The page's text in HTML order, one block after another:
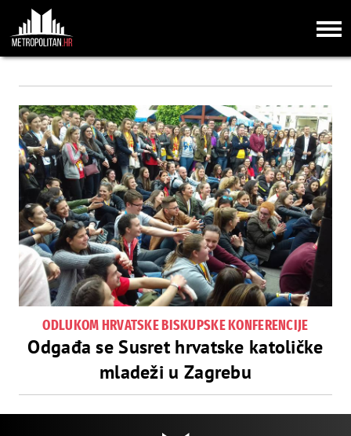
ODLUKOM HRVATSKE BISKUPSKE KONFERENCIJE
Odgađa se Susret hrvatske katoličke
mladeži u Zagrebu